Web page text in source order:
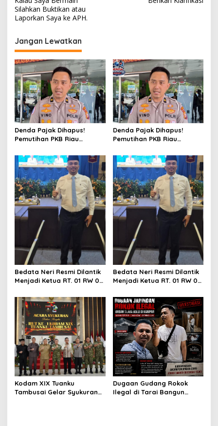
i
g
a
s
i
p
o
s
Silahkan Buktikan atau
Laporkan Saya ke APH.
Jangan Lewatkan
Denda Pajak Dihapus!
Pemutihan PKB Riau
Kesempatan bagi
Kendaraan yang
Menunggak Bertahun-
tahun
Denda Pajak Dihapus!
Pemutihan PKB Riau
Kesempatan bagi
Kendaraan yang
Menunggak Bertahun-
tahun
Bedata Neri Resmi Dilantik
Menjadi Ketua RT. 01 RW 07,
Menjalankan Amanah dan
Dukung Seluruh Program
Walikota Agung Nugroho
Bedata Neri Resmi Dilantik
Menjadi Ketua RT. 01 RW 07,
Menjalankan Amanah dan
Dukung Seluruh Program
Walikota Agung Nugroho
Kodam XIX Tuanku
Tambusai Gelar Syukuran
Dugaan Gudang Rokok
Ilegal di Tarai Bangun